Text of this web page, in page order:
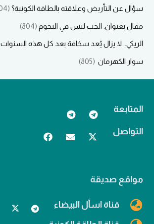
سؤال عن التأريض وعلاقته بالطاقة الكونية؟ (804)
مقال بعنوان: الحب ليس في النجوم (804)
الريكي.. لا يزال يُعد سخافة بعد كل هذه السنوات
سوار الكهرمان (805)
المتابعة
التواصل
مواقع صديقة
قناة اسأل البيضاء